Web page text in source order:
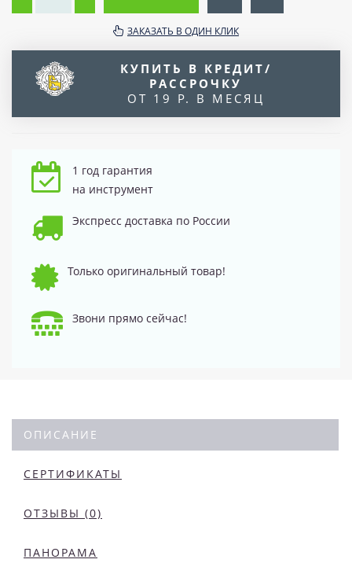
ЗАКАЗАТЬ В ОДИН КЛИК
КУПИТЬ В КРЕДИТ/
РАССРОЧКУ
ОТ 19 Р. В МЕСЯЦ
1 год гарантия
на инструмент
Экспресс доставка по России
Только оригинальный товар!
Звони прямо сейчас!
ОПИСАНИЕ
СЕРТИФИКАТЫ
ОТЗЫВЫ (0)
ПАНОРАМА